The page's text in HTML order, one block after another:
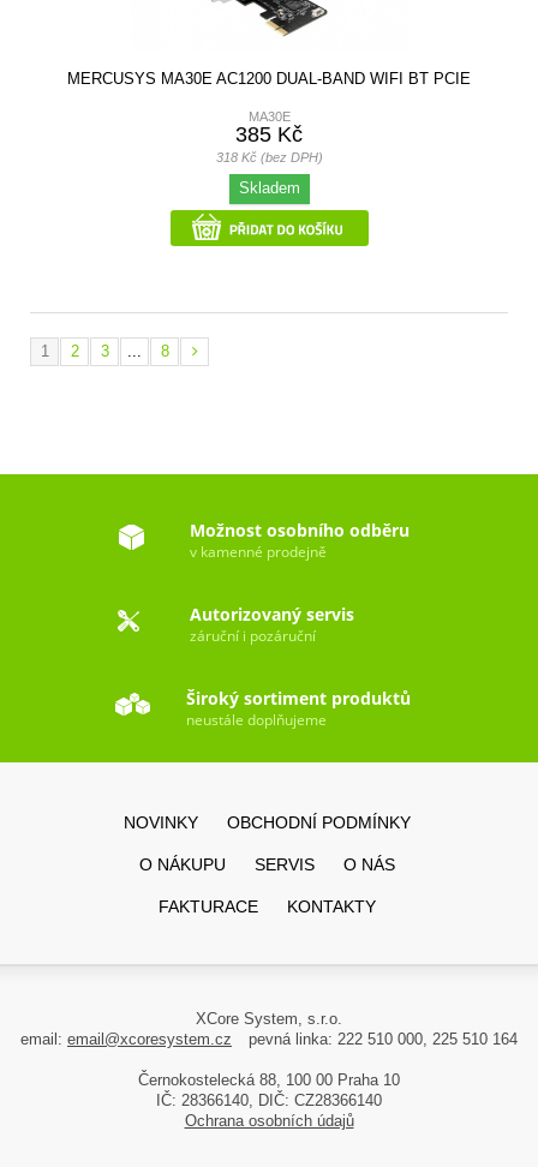
MERCUSYS MA30E AC1200 DUAL-BAND WIFI BT PCIE
MA30E
385 Kč
318 Kč (bez DPH)
Skladem
1 2 3 ... 8
Možnost osobního odběru
v kamenné prodejně
Autorizovaný servis
záruční i pozáruční
Široký sortiment produktů
neustále doplňujeme
NOVINKY OBCHODNÍ PODMÍNKY
O NÁKUPU SERVIS O NÁS
FAKTURACE KONTAKTY
XCore System, s.r.o.
email: email@xcoresystem.cz pevná linka: 222 510 000, 225 510 164
Černokostelecká 88, 100 00 Praha 10
IČ: 28366140, DIČ: CZ28366140
Ochrana osobních údajů